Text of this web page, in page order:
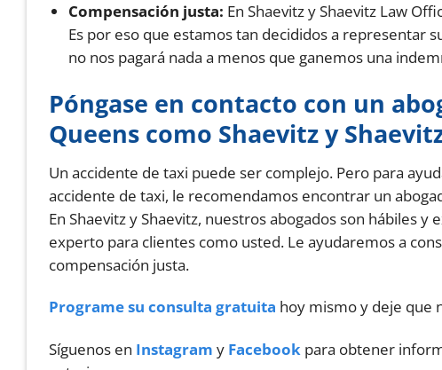
Compensación justa: En Shaevitz y Shaevitz Law
Es por eso que estamos tan decididos a representar
no nos pagará nada a menos que ganemos una
Póngase en contacto con un
Queens como Shaevitz y
Un accidente de taxi puede ser complejo. Pero para
accidente de taxi, le recomendamos encontrar un
En Shaevitz y Shaevitz, nuestros abogados son hábiles
experto para clientes como usted. Le ayudaremos a
compensación justa.
Programe su consulta gratuita hoy mismo y deje que
Síguenos en Instagram y Facebook para obtener